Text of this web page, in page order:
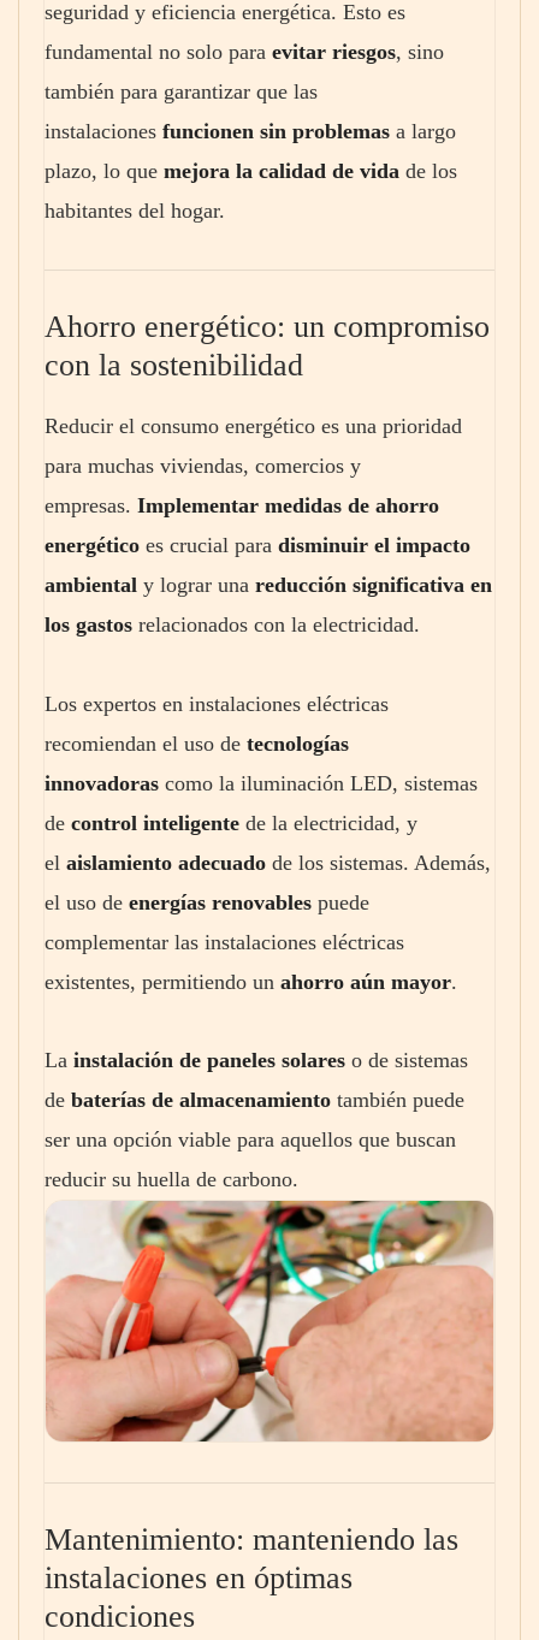
seguridad y eficiencia energética. Esto es
fundamental no solo para evitar riesgos, sino
también para garantizar que las
instalaciones funcionen sin problemas a largo
plazo, lo que mejora la calidad de vida de los
habitantes del hogar.
Ahorro energético: un compromiso
con la sostenibilidad
Reducir el consumo energético es una prioridad
para muchas viviendas, comercios y
empresas. Implementar medidas de ahorro
energético es crucial para disminuir el impacto
ambiental y lograr una reducción significativa en
los gastos relacionados con la electricidad.
Los expertos en instalaciones eléctricas
recomiendan el uso de tecnologías
innovadoras como la iluminación LED, sistemas
de control inteligente de la electricidad, y
el aislamiento adecuado de los sistemas. Además,
el uso de energías renovables puede
complementar las instalaciones eléctricas
existentes, permitiendo un ahorro aún mayor.
La instalación de paneles solares o de sistemas
de baterías de almacenamiento también puede
ser una opción viable para aquellos que buscan
reducir su huella de carbono.
Mantenimiento: manteniendo las
instalaciones en óptimas
condiciones